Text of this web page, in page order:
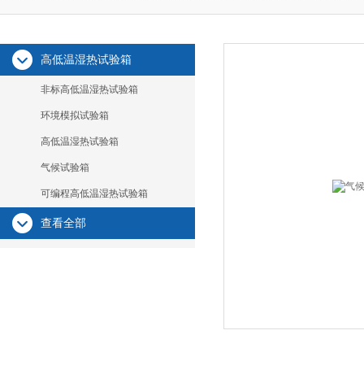
高低温湿热试验箱
非标高低温湿热试验箱
环境模拟试验箱
高低温湿热试验箱
气候试验箱
可编程高低温湿热试验箱
查看全部